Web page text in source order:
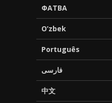
ФАТВА
O’zbek
Português
فارسی
中文